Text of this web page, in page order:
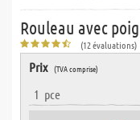
Rouleau avec
(12 évaluations)
Prix (TVA comprise)
1 pce